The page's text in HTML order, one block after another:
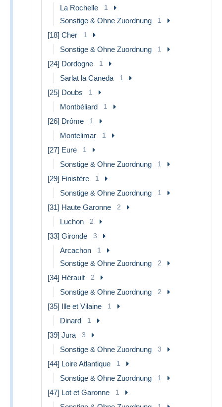
La Rochelle 1
Sonstige & Ohne Zuordnung 1
[18] Cher 1
Sonstige & Ohne Zuordnung 1
[24] Dordogne 1
Sarlat la Caneda 1
[25] Doubs 1
Montbéliard 1
[26] Drôme 1
Montelimar 1
[27] Eure 1
Sonstige & Ohne Zuordnung 1
[29] Finistère 1
Sonstige & Ohne Zuordnung 1
[31] Haute Garonne 2
Luchon 2
[33] Gironde 3
Arcachon 1
Sonstige & Ohne Zuordnung 2
[34] Hérault 2
Sonstige & Ohne Zuordnung 2
[35] Ille et Vilaine 1
Dinard 1
[39] Jura 3
Sonstige & Ohne Zuordnung 3
[44] Loire Atlantique 1
Sonstige & Ohne Zuordnung 1
[47] Lot et Garonne 1